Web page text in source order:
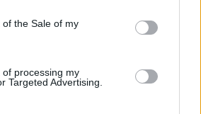
specified purposes in below Google
the Sale of my
processing my
Targeted Advertising.
le nostre ultime news
News